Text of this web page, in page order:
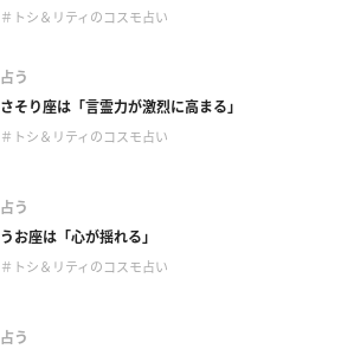
＃トシ＆リティのコスモ占い
占う
さそり座は「言霊力が激烈に高まる」
＃トシ＆リティのコスモ占い
占う
うお座は「心が揺れる」
＃トシ＆リティのコスモ占い
占う